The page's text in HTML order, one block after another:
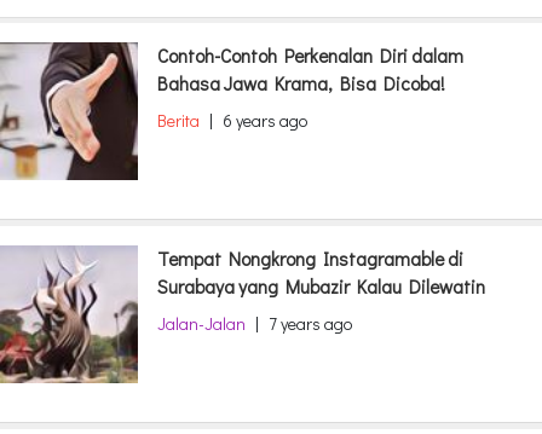
Contoh-Contoh Perkenalan Diri dalam
Bahasa Jawa Krama, Bisa Dicoba!
Berita | 6 years ago
Tempat Nongkrong Instagramable di
Surabaya yang Mubazir Kalau Dilewatin
Jalan-Jalan | 7 years ago